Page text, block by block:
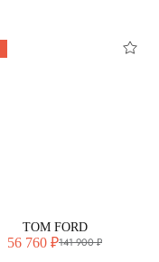
TOM FORD
56 760 ₽141 900 ₽